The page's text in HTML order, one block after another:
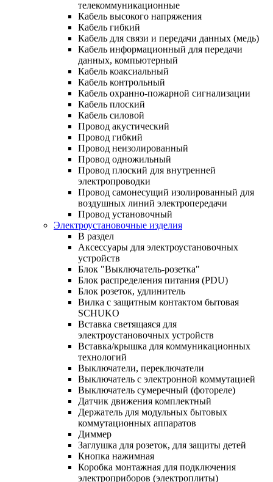
телекоммуникационные
Кабель высокого напряжения
Кабель гибкий
Кабель для связи и передачи данных (медь)
Кабель информационный для передачи
данных, компьютерный
Кабель коаксиальный
Кабель контрольный
Кабель охранно-пожарной сигнализации
Кабель плоский
Кабель силовой
Провод акустический
Провод гибкий
Провод неизолированный
Провод одножильный
Провод плоский для внутренней
электропроводки
Провод самонесущий изолированный для
воздушных линий электропередачи
Провод установочный
Электроустановочные изделия
В раздел
Аксессуары для электроустановочных
устройств
Блок "Выключатель-розетка"
Блок распределения питания (PDU)
Блок розеток, удлинитель
Вилка с защитным контактом бытовая
SCHUKO
Вставка светящаяся для
электроустановочных устройств
Вставка/крышка для коммуникационных
технологий
Выключатели, переключатели
Выключатель с электронной коммутацией
Выключатель сумеречный (фотореле)
Датчик движения комплектный
Держатель для модульных бытовых
коммутационных аппаратов
Диммер
Заглушка для розеток, для защиты детей
Кнопка нажимная
Коробка монтажная для подключения
электроприборов (электроплиты)